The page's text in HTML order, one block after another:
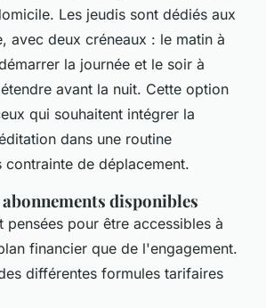
Les jeudis sont dédiés aux
avec deux créneaux : le matin à
la journée et le soir à
avant la nuit. Cette option
qui souhaitent intégrer la
dans une routine
contrainte de déplacement.
disponibles
pensées pour être accessibles à
financier que de l'engagement.
différentes formules tarifaires